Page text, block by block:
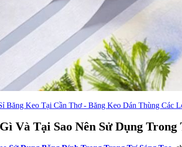
Băng Keo Tại Cần Thơ - Băng Keo Dán Thùng Các
Và Tại Sao Nên Sử Dụng